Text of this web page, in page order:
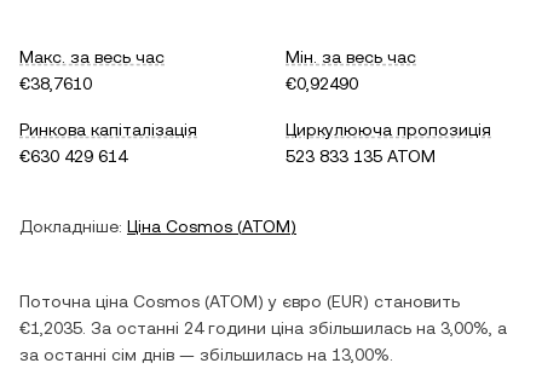
Макс. за весь час
€38,7610
Мін. за весь час
€0,92490
Ринкова капіталізація
€630 429 614
Циркулююча пропозиція
523 833 135 ATOM
Докладніше: Ціна Cosmos (ATOM)
Поточна ціна Cosmos (ATOM) у євро (EUR) становить
€1,2035 . За останні 24 години ціна збільшилась на 3,00% , а
за останні сім днів — збільшилась на 13,00%